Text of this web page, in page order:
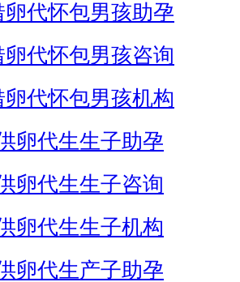
卵代怀包男孩助孕
卵代怀包男孩咨询
卵代怀包男孩机构
卵代生生子助孕
卵代生生子咨询
卵代生生子机构
卵代生产子助孕